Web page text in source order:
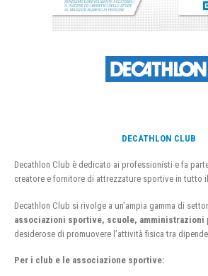
DECATHLON CLUB
Decathlon Club è dedicato ai professionisti e fa
creatore e fornitore di attrezzature sportive in tutto
Decathlon Club si rivolge a un’ampia gamma di
associazioni sportive, scuole, amministrazioni
desiderose di promuovere l’attività fisica tra
Per i club e le associazione sportive: